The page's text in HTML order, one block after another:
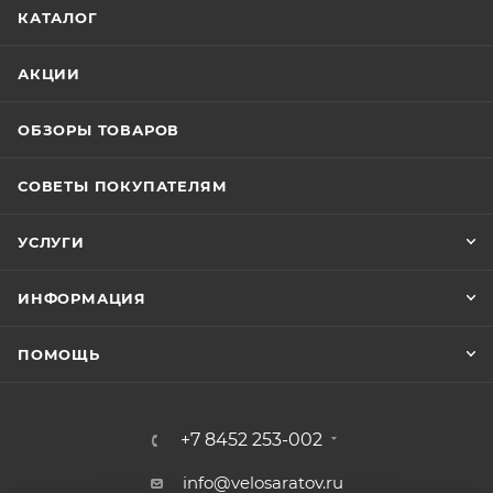
КАТАЛОГ
АКЦИИ
ОБЗОРЫ ТОВАРОВ
СОВЕТЫ ПОКУПАТЕЛЯМ
УСЛУГИ
ИНФОРМАЦИЯ
ПОМОЩЬ
+7 8452 253-002
info@velosaratov.ru